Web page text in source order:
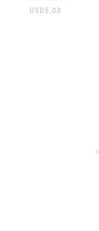
USD